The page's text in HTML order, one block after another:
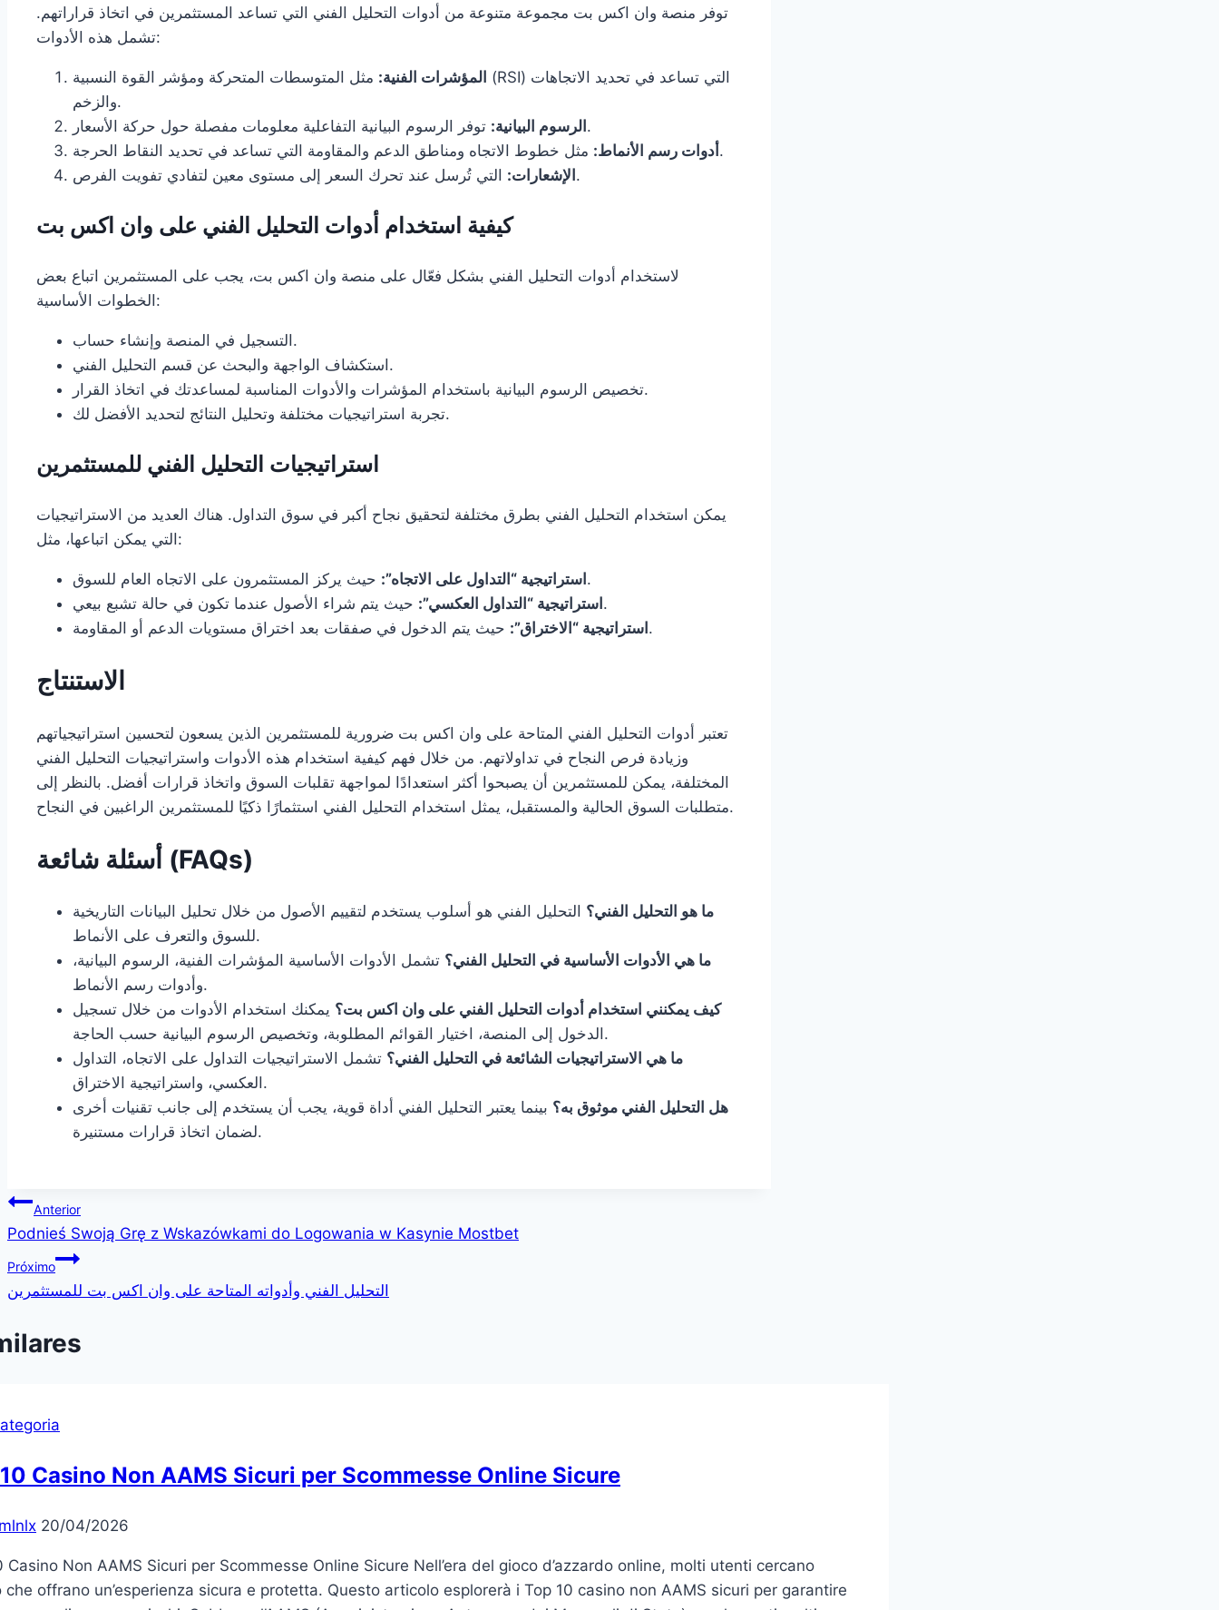
توفر منصة وان اكس بت مجموعة متنوعة من أدوات التحليل الفني التي تساعد المستثمرين في اتخاذ قراراتهم.
تشمل هذه الأدوات:
المؤشرات الفنية: مثل المتوسطات المتحركة ومؤشر القوة النسبية (RSI) التي تساعد في تحديد الاتجاهات
والزخم.
الرسوم البيانية: توفر الرسوم البيانية التفاعلية معلومات مفصلة حول حركة الأسعار.
أدوات رسم الأنماط: مثل خطوط الاتجاه ومناطق الدعم والمقاومة التي تساعد في تحديد النقاط الحرجة.
الإشعارات: التي تُرسل عند تحرك السعر إلى مستوى معين لتفادي تفويت الفرص.
كيفية استخدام أدوات التحليل الفني على وان اكس بت
لاستخدام أدوات التحليل الفني بشكل فعّال على منصة وان اكس بت، يجب على المستثمرين اتباع بعض
الخطوات الأساسية:
التسجيل في المنصة وإنشاء حساب.
استكشاف الواجهة والبحث عن قسم التحليل الفني.
تخصيص الرسوم البيانية باستخدام المؤشرات والأدوات المناسبة لمساعدتك في اتخاذ القرار.
تجربة استراتيجيات مختلفة وتحليل النتائج لتحديد الأفضل لك.
استراتيجيات التحليل الفني للمستثمرين
يمكن استخدام التحليل الفني بطرق مختلفة لتحقيق نجاح أكبر في سوق التداول. هناك العديد من الاستراتيجيات
التي يمكن اتباعها، مثل:
استراتيجية “التداول على الاتجاه”: حيث يركز المستثمرون على الاتجاه العام للسوق.
استراتيجية “التداول العكسي”: حيث يتم شراء الأصول عندما تكون في حالة تشبع بيعي.
استراتيجية “الاختراق”: حيث يتم الدخول في صفقات بعد اختراق مستويات الدعم أو المقاومة.
الاستنتاج
تعتبر أدوات التحليل الفني المتاحة على وان اكس بت ضرورية للمستثمرين الذين يسعون لتحسين استراتيجياتهم
وزيادة فرص النجاح في تداولاتهم. من خلال فهم كيفية استخدام هذه الأدوات واستراتيجيات التحليل الفني
المختلفة، يمكن للمستثمرين أن يصبحوا أكثر استعدادًا لمواجهة تقلبات السوق واتخاذ قرارات أفضل. بالنظر إلى
متطلبات السوق الحالية والمستقبل، يمثل استخدام التحليل الفني استثمارًا ذكيًا للمستثمرين الراغبين في النجاح.
أسئلة شائعة (FAQs)
ما هو التحليل الفني؟ التحليل الفني هو أسلوب يستخدم لتقييم الأصول من خلال تحليل البيانات التاريخية
للسوق والتعرف على الأنماط.
ما هي الأدوات الأساسية في التحليل الفني؟ تشمل الأدوات الأساسية المؤشرات الفنية، الرسوم البيانية،
وأدوات رسم الأنماط.
كيف يمكنني استخدام أدوات التحليل الفني على وان اكس بت؟ يمكنك استخدام الأدوات من خلال تسجيل
الدخول إلى المنصة، اختيار القوائم المطلوبة، وتخصيص الرسوم البيانية حسب الحاجة.
ما هي الاستراتيجيات الشائعة في التحليل الفني؟ تشمل الاستراتيجيات التداول على الاتجاه، التداول
العكسي، واستراتيجية الاختراق.
هل التحليل الفني موثوق به؟ بينما يعتبر التحليل الفني أداة قوية، يجب أن يستخدم إلى جانب تقنيات أخرى
لضمان اتخاذ قرارات مستنيرة.
Navegação
de
Post
Anterior
Podnieś Swoją Grę z Wskazówkami do Logowania w Kasynie Mostbet
Próximo
التحليل الفني وأدواته المتاحة على وان اكس بت للمستثمرين
Casino Non AAMS Sicuri per Scommesse Online Sicure
20/04/2026
Casino Non AAMS Sicuri per Scommesse Online Sicure Nell’era del gioco d’azzardo online, molti utenti cercano
che offrano un’esperienza sicura e protetta. Questo articolo esplorerà i Top 10 casino non AAMS sicuri per garantire